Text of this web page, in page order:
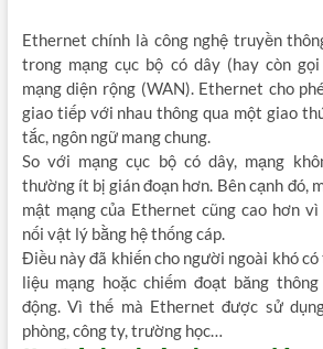
Ethernet chính là công nghệ truyền
trong mạng cục bộ có dây (hay còn
mạng diện rộng (WAN). Ethernet cho
giao tiếp với nhau thông qua một giao
tắc, ngôn ngữ mang chung.
So với mạng cục bộ có dây, mạng
thường ít bị gián đoạn hơn. Bên cạnh đó,
mật mạng của Ethernet cũng cao hơn
nối vật lý bằng hệ thống cáp.
Điều này đã khiến cho người ngoài khó
liệu mạng hoặc chiếm đoạt băng
động. Vì thế mà Ethernet được sử
phòng, công ty, trường học…